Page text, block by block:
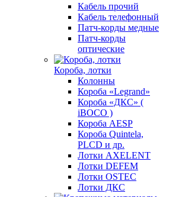
Кабель прочий
Кабель телефонный
Патч-корды медные
Патч-корды
оптические
Короба, лотки
Колонны
Короба «Legrand»
Короба «ДКС» (
iBOCO )
Короба AESP
Короба Quintela,
PLCD и др.
Лотки AXELENT
Лотки DEFEM
Лотки OSTEC
Лотки ДКС